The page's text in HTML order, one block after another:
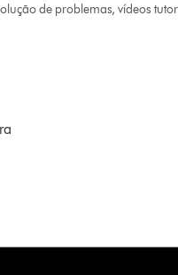
de problemas, vídeos